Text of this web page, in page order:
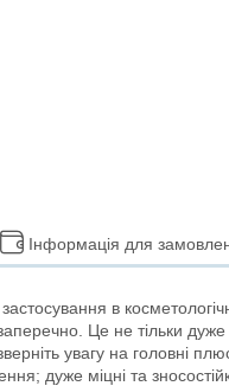
Інформація для
в
Це не тільки
увагу на головні
дуже міцні та